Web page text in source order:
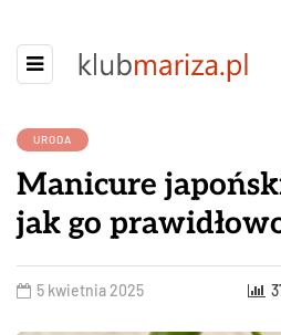
URODA
Manicure
jak go
5 kwietnia 2025